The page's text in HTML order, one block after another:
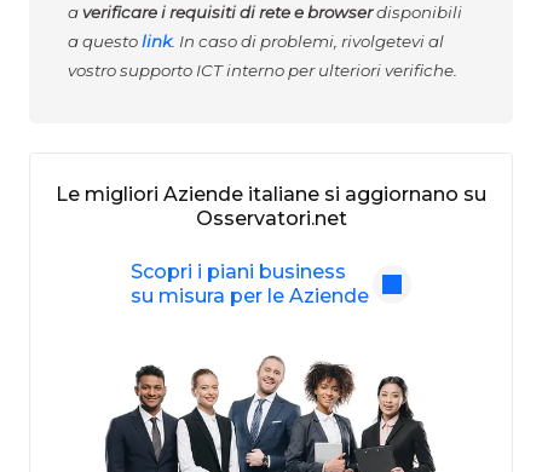
averificare i requisiti di rete e browserdisponibili
a questolink. In caso di problemi, rivolgetevi al
vostro supporto ICT interno per ulteriori verifiche.
Le migliori Aziende italiane si aggiornano su
Osservatori.net
Scopri i piani business
su misura per le Aziende